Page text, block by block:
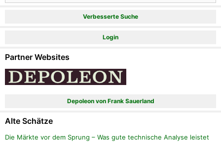
Verbesserte Suche
Login
Partner Websites
Depoleon von Frank Sauerland
Alte Schätze
Die Märkte vor dem Sprung – Was gute technische Analyse leistet